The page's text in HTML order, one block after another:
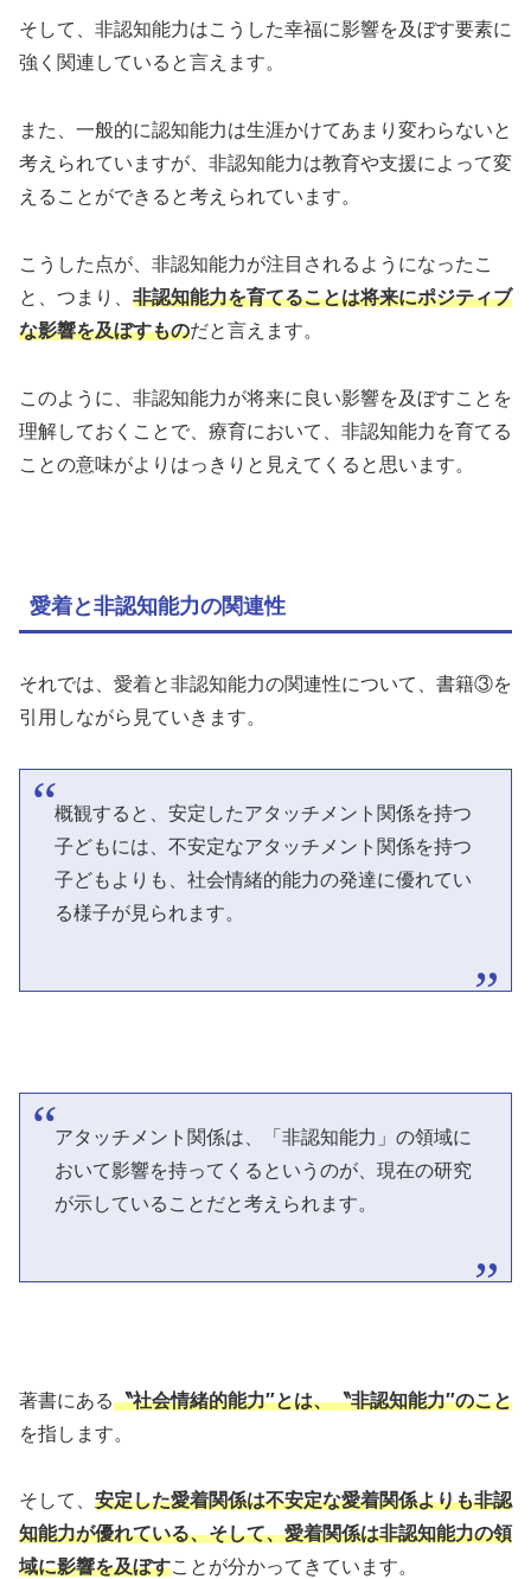
そして、非認知能力はこうした幸福に影響を及ぼす要素に
強く関連していると言えます。
また、一般的に認知能力は生涯かけてあまり変わらないと
考えられていますが、非認知能力は教育や支援によって変
えることができると考えられています。
こうした点が、非認知能力が注目されるようになったこ
と、つまり、 非認知能力を育てることは将来にポジティブ
な影響を及ぼすものだと言えます。
このように、非認知能力が将来に良い影響を及ぼすことを
理解しておくことで、療育において、非認知能力を育てる
ことの意味がよりはっきりと見えてくると思います。
愛着と非認知能力の関連性
それでは、愛着と非認知能力の関連性について、書籍③を
引用しながら見ていきます。
概観すると、安定したアタッチメント関係を持つ
子どもには、不安定なアタッチメント関係を持つ
子どもよりも、社会情緒的能力の発達に優れてい
る様子が見られます。
アタッチメント関係は、「非認知能力」の領域に
おいて影響を持ってくるというのが、現在の研究
が示していることだと考えられます。
著書にある〝社会情緒的能力″とは、〝非認知能力″のこと
を指します。
そして、 安定した愛着関係は不安定な愛着関係よりも非認
知能力が優れている、そして、愛着関係は非認知能力の領
域に影響を及ぼすことが分かってきています。